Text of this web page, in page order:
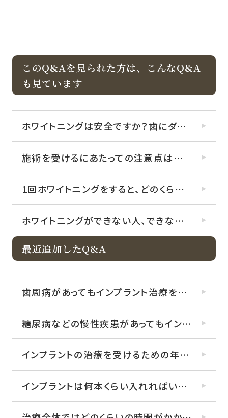
このQ&Aを見られた方は、こんなQ&A
も見ています
ホワイトニングは安全ですか？歯にダメージを与えませんか？
施術を受けるにあたっての注意点はありますか？
1回ホワイトニングをすると、どのくらいの期間効果が持続しますか？
ホワイトニングができない人、できない歯はありますか？
最近追加したQ&A
歯周病があってもインプラント治療を受けられますか？
糖尿病などの慢性疾患があってもインプラント治療を受けられますか？
インプラントの治療を受けるための年齢制限はありますか？
インプラントは何本くらい入れればいいのですか？